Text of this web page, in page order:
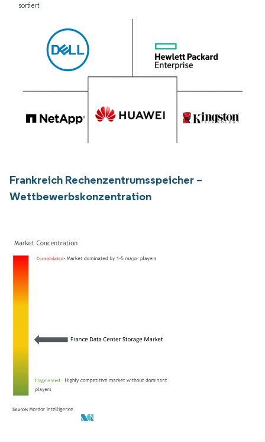
sortiert
Frankreich Rechenzentrumsspeicher –
Wettbewerbskonzentration